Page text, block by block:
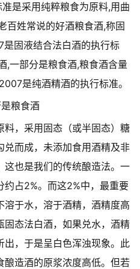
是采用纯粹粮食为原料,用曲
百姓常说的好酒粮食酒,称固
固液结合法白酒的执行标
,一部分是粮食酒,粮食酒含量
是纯酒精酒的执行标准。
粮食酒
料，采用固态（或半固态）糖
而成，未添加食用酒精及非
这也是我们的传统酿造法。一
占2%。而这2%中，最重要
于水，溶于酒精，酒精度高
固态法白酒，如果兑水，酒精
出，于是呈白色浑浊现象。此
酿造酒的原浆浓度高低。但若